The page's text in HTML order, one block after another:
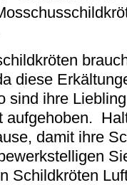
diese
sind ihre
aufgehoben.
damit ihre
Schildkröten